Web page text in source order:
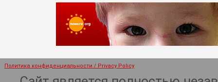
Политика конфиденциальности / Privacy Policy